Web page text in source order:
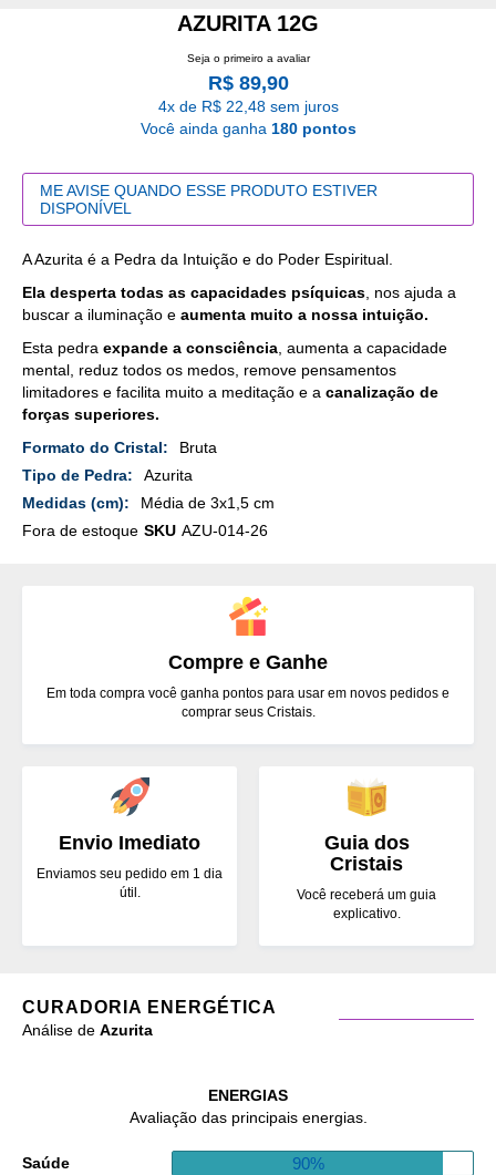
AZURITA 12G
Seja o primeiro a avaliar
R$ 89,90
4x de R$ 22,48 sem juros
Você ainda ganha 180 pontos
ME AVISE QUANDO ESSE PRODUTO ESTIVER
DISPONÍVEL
A Azurita é a Pedra da Intuição e do Poder Espiritual.
Ela desperta todas as capacidades psíquicas , nos ajuda a
buscar a iluminação e aumenta muito a nossa intuição.
Esta pedra expande a consciência , aumenta a capacidade
mental, reduz todos os medos, remove pensamentos
limitadores e facilita muito a meditação e a canalização de
forças superiores.
Mais
Detalhes
Bruta
Azurita
Média de 3x1,5 cm
Fora de estoque SKU AZU-014-26
Envio Imediato
Enviamos seu pedido em 1 dia
útil.
Compre e Ganhe
Em toda compra você ganha pontos para usar em novos pedidos e
comprar seus Cristais.
Guia dos
Cristais
Você receberá um guia
explicativo.
CURADORIA ENERGÉTICA
Análise de Azurita
ENERGIAS
Avaliação das principais energias.
Saúde 90%